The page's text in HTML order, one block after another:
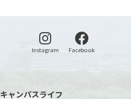
Instagram 別ウィンドウで開く
Facebook別ウィンドウ
キャンパスライフ